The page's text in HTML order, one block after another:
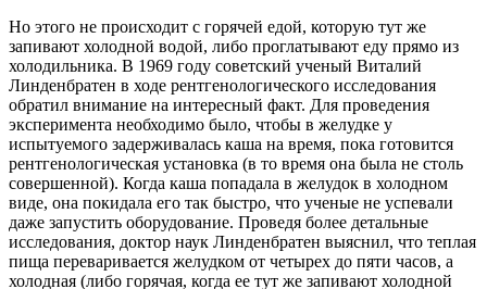
Но этого не происходит с горячей едой, которую тут же
запивают холодной водой, либо проглатывают еду прямо из
холодильника. В 1969 году советский ученый Виталий
Линденбратен в ходе рентгенологического исследования
обратил внимание на интересный факт. Для проведения
эксперимента необходимо было, чтобы в желудке у
испытуемого задерживалась каша на время, пока готовится
рентгенологическая установка (в то время она была не столь
совершенной). Когда каша попадала в желудок в холодном
виде, она покидала его так быстро, что ученые не успевали
даже запустить оборудование. Проведя более детальные
исследования, доктор наук Линденбратен выяснил, что теплая
пища переваривается желудком от четырех до пяти часов, а
холодная (либо горячая, когда ее тут же запивают холодной